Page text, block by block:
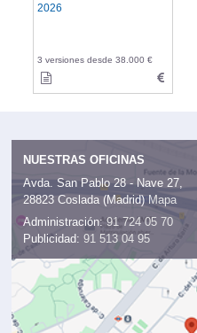
2026
3 versiones desde 38.000 €
NUESTRAS OFICINAS
Avda. San Pablo 28 - Nave 27,
28823 Coslada (Madrid) Mapa
Administración: 91 724 05 70
Publicidad: 91 513 04 95